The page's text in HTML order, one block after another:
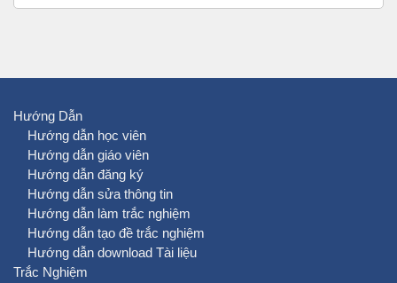
Hướng Dẫn
Hướng dẫn học viên
Hướng dẫn giáo viên
Hướng dẫn đăng ký
Hướng dẫn sửa thông tin
Hướng dẫn làm trắc nghiệm
Hướng dẫn tạo đề trắc nghiệm
Hướng dẫn download Tài liệu
Trắc Nghiệm